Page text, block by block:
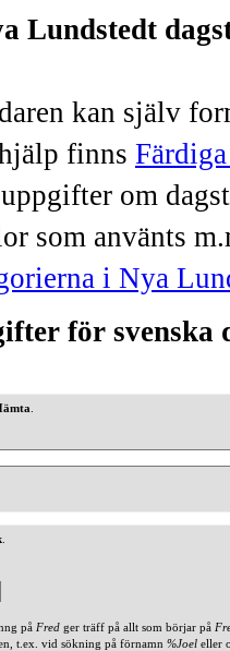
Lundstedt
kan själv
finns
om
som använts
i Nya
för svenska
på Fred ger träff på allt som börjar på
t.ex. vid sökning på förnamn %Joel eller